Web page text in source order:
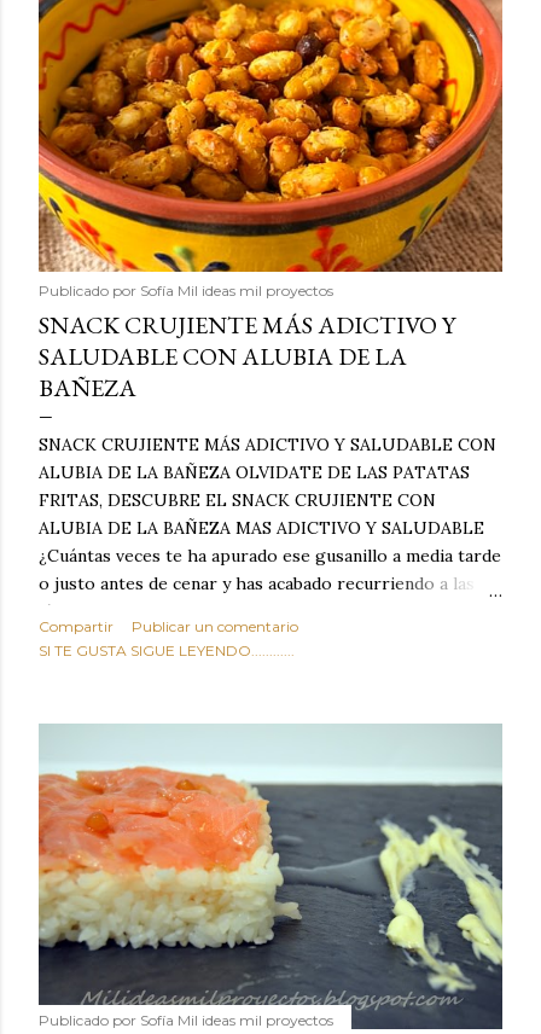
Publicado por Sofía Mil ideas mil proyectos
SNACK CRUJIENTE MÁS ADICTIVO Y
SALUDABLE CON ALUBIA DE LA
BAÑEZA
SNACK CRUJIENTE MÁS ADICTIVO Y SALUDABLE CON
ALUBIA DE LA BAÑEZA OLVIDATE DE LAS PATATAS
FRITAS, DESCUBRE EL SNACK CRUJIENTE CON
ALUBIA DE LA BAÑEZA MAS ADICTIVO Y SALUDABLE
¿Cuántas veces te ha apurado ese gusanillo a media tarde
o justo antes de cenar y has acabado recurriendo a las
típicas patatas de bolsa, frutos secos fritos o snacks
ultraprocesados llenos de grasas saturadas y sodio?
sabroso, con ese toque tostado y crujiente que tanto nos
por completo tu forma de ver las legumbres. Olvídate de
asociar las alubias únicamente a los guisos tradicionales y
copiosos de invierno. Con esta receta simple pero
revolucionaria, transformaremos un ingrediente tan
humilde como la alubia de La Bañeza en un snack ligero,
dorado, cargado de proteína y 100% natural. Es el
sustituto perfecto a los frutos se...
Compartir
Publicar un comentario
SI TE GUSTA SIGUE LEYENDO............
Publicado por Sofía Mil ideas mil proyectos